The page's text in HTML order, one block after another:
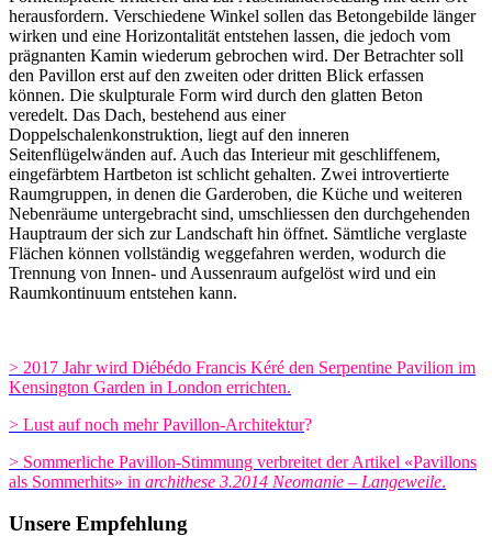
herausfordern. Verschiedene Winkel sollen das Betongebilde länger
wirken und eine Horizontalität entstehen lassen, die jedoch vom
prägnanten Kamin wiederum gebrochen wird. Der Betrachter soll
den Pavillon erst auf den zweiten oder dritten Blick erfassen
können. Die skulpturale Form wird durch den glatten Beton
veredelt. Das Dach, bestehend aus einer
Doppelschalenkonstruktion, liegt auf den inneren
Seitenflügelwänden auf. Auch das Interieur mit geschliffenem,
eingefärbtem Hartbeton ist schlicht gehalten. Zwei introvertierte
Raumgruppen, in denen die Garderoben, die Küche und weiteren
Nebenräume untergebracht sind, umschliessen den durchgehenden
Hauptraum der sich zur Landschaft hin öffnet. Sämtliche verglaste
Flächen können vollständig weggefahren werden, wodurch die
Trennung von Innen- und Aussenraum aufgelöst wird und ein
Raumkontinuum entstehen kann.
> 2017 Jahr wird Diébédo Francis Kéré den Serpentine Pavilion im
Kensington Garden in London errichten.
> Lust auf noch mehr Pavillon-Architektur?
> Sommerliche Pavillon-Stimmung verbreitet der Artikel «Pavillons
als Sommerhits» in archithese 3.2014 Neomanie – Langeweile.
Unsere Empfehlung